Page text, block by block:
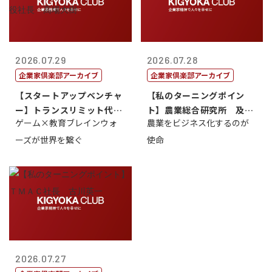
2026.07.29
企業家倶楽部アーカイブ
【スタートアップベンチャ
ー】トランスリミット代表
取締役社長 ...
ゲーム×教育ブレインウォ
ーズが世界を繋ぐ
2026.07.28
企業家倶楽部アーカイブ
【私のターニングポイン
ト】農業総合研究所 及川
智正
農業をビジネス化するのが
使命
2026.07.27